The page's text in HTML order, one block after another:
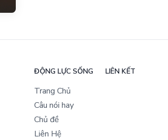
ĐỘNG LỰC SỐNG
Trang Chủ
Câu nói hay
Chủ đề
Liên Hệ
LIÊN KẾT